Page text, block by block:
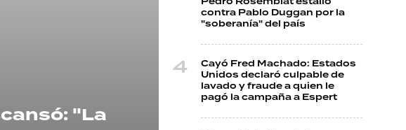
"La
contra Pablo Duggan por la
"soberanía" del país
Cayó Fred Machado: Estados
Unidos declaró culpable de
lavado y fraude a quien le
pagó la campaña a Espert